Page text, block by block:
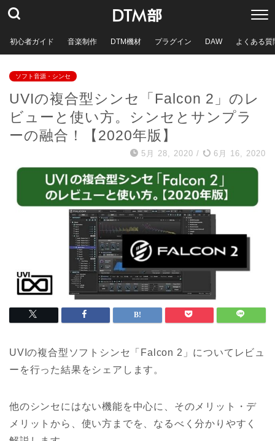
初心者ガイド 音楽制作 DTM機材 プラグイン DAW よくある質
ソフト音源・シンセ
UVIの複合型シンセ「Falcon 2」のレ
ビューと使い方。シンセとサンプラ
ーの融合！【2020年版】
5月 28, 2020 / 6月 16, 2020
UVIの複合型ソフトシンセ「Falcon 2」についてレビュ
ーを行った結果をシェアします。
他のシンセにはない機能を中心に、そのメリット・デ
メリットから、使い方までを、なるべく分かりやすく